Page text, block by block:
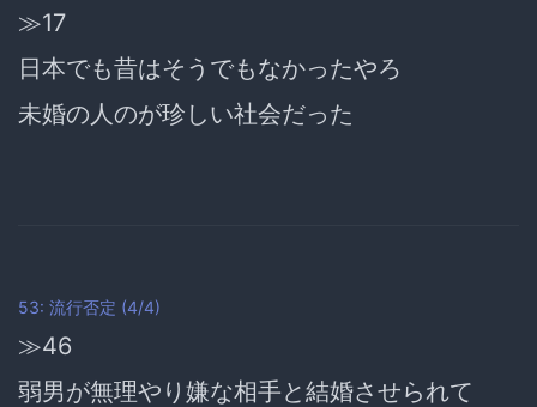
≫17
日本でも昔はそうでもなかったやろ
未婚の人のが珍しい社会だった
53: 流行否定 (4/4)
≫46
弱男が無理やり嫌な相手と結婚させられて